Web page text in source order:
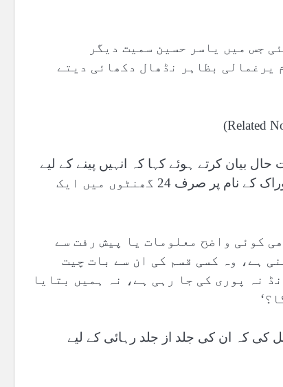
جس میں یاسر حسین سمیت دیگر
یرغمالی بظاہر نڈھال دکھائی دیتے
بیان کرتے ہوئے کہا کہ انہیں پینے کے لیے
زرد رنگ کا آلودہ پانی دیا جا رہا ہے، جو ٹینک کا پانی ہے، جبکہ خوراک کے نام پر صرف 24 گھنٹوں میں ایک
کوئی واضح معلومات یا پیش رفت سے
ہے، وہ کسی قسم کی ان سے بات چیت
نہ پوری کی جا رہی ہے، نہ ہمیں بتایا
کی کہ ان کی جلد از جلد رہائی کے لیے